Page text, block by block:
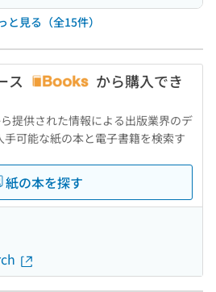
と見る（全15件）
ス
から購入でき
提供された情報による出版業界のデ
可能な紙の本と電子書籍を検索す
紙の本を探す